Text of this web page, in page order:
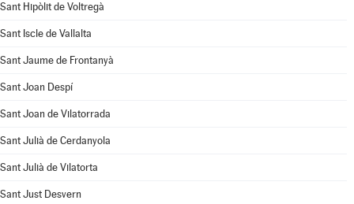
Sant Hipòlit de Voltregà
Sant Iscle de Vallalta
Sant Jaume de Frontanyà
Sant Joan Despí
Sant Joan de Vilatorrada
Sant Julià de Cerdanyola
Sant Julià de Vilatorta
Sant Just Desvern